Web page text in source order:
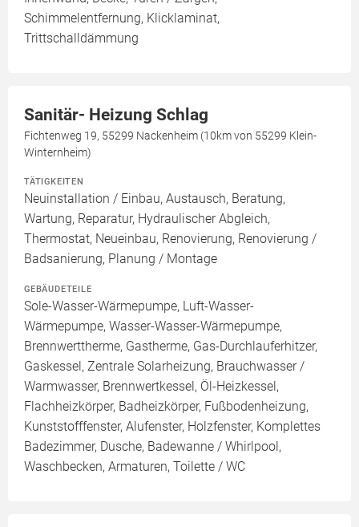
Schimmelentfernung, Klicklaminat,
Trittschalldämmung
Sanitär- Heizung Schlag
Fichtenweg 19, 55299 Nackenheim (10km von 55299 Klein-
Winternheim)
TÄTIGKEITEN
Neuinstallation / Einbau, Austausch, Beratung,
Wartung, Reparatur, Hydraulischer Abgleich,
Thermostat, Neueinbau, Renovierung, Renovierung /
Badsanierung, Planung / Montage
GEBÄUDETEILE
Sole-Wasser-Wärmepumpe, Luft-Wasser-
Wärmepumpe, Wasser-Wasser-Wärmepumpe,
Brennwerttherme, Gastherme, Gas-Durchlauferhitzer,
Gaskessel, Zentrale Solarheizung, Brauchwasser /
Warmwasser, Brennwertkessel, Öl-Heizkessel,
Flachheizkörper, Badheizkörper, Fußbodenheizung,
Kunststofffenster, Alufenster, Holzfenster, Komplettes
Badezimmer, Dusche, Badewanne / Whirlpool,
Waschbecken, Armaturen, Toilette / WC